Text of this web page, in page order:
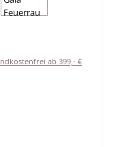
ab 399,- €